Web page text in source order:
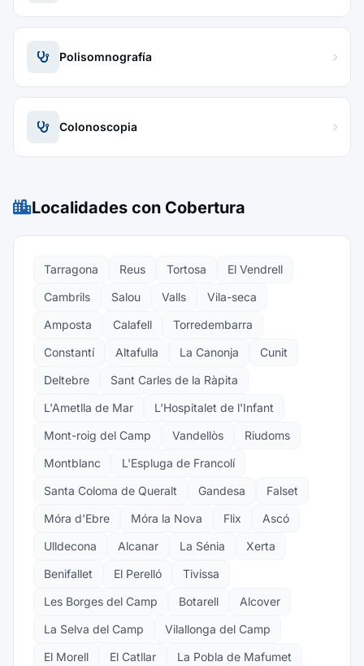
Polisomnografía
Colonoscopia
Localidades con Cobertura
Tarragona Reus Tortosa
El Vendrell
Cambrils
Salou Valls
Vila-seca
Amposta
Calafell
Torredembarra
Constantí
Altafulla La Canonja
Cunit
Deltebre
Sant Carles de la Ràpita
L'Ametlla de Mar
L'Hospitalet de l'Infant
Mont-roig del Camp
Vandellòs
Riudoms
Montblanc
L'Espluga de Francolí
Santa Coloma de Queralt
Gandesa
Falset
Móra d'Ebre
Móra la Nova Flix
Ascó
Ulldecona
Alcanar La Sénia
Xerta
Benifallet
El Perelló
Tivissa
Les Borges del Camp
Botarell
Alcover
La Selva del Camp
Vilallonga del Camp
El Morell
El Catllar La Pobla de Mafumet